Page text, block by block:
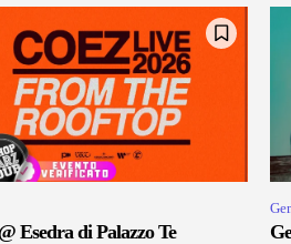
Esedra di Palazzo Te